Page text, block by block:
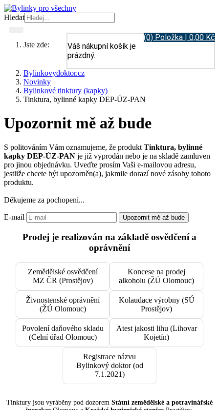
Hledat
(0) Položka | 0,00 Kč
Váš nákupní košík je
prázdný.
Jste zde:
Bylinkovydoktor.cz
Novinky
Bylinkové tinktury (kapky)
Tinktura, bylinné kapky DEP-ÚZ-PAN
Upozornit mě až bude
S politováním Vám oznamujeme, že produkt Tinktura, bylinné
kapky DEP-ÚZ-PAN je již vyprodán nebo je na skladě zamluven
pro jinou objednávku. Uveďte prosím Vaši e-mailovou adresu,
jestliže chcete být upozorněn(a), jakmile dorazí nové zásoby tohoto
produktu.
Děkujeme za pochopení...
E-mail Upozornit mě až bude
Prodej je realizován na základě osvědčení a
oprávnění
Zemědělské osvědčení
MZ ČR (Prostějov)
Koncese na prodej
alkoholu (ŽÚ Olomouc)
Živnostenské oprávnění
(ŽÚ Olomouc)
Kolaudace výrobny (SÚ
Prostějov)
Povolení daňového skladu
(Celní úřad Olomouc)
Atest jakosti lihu (Lihovar
Kojetín)
Registrace názvu
Bylinkový doktor (od
7.1.2021)
Tinktury jsou vyráběny pod dozorem Státní zemědělské a potravinářské